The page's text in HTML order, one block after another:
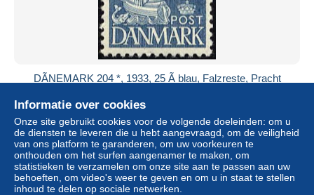
DÃNEMARK 204 *, 1933, 25 Ã blau, Falzreste, Pracht
± US$ 31,78
Statuut Professioneel handelaar
Informatie over cookies
Onze site gebruikt cookies voor de volgende doeleinden: om u
de diensten te leveren die u hebt aangevraagd, om de veiligheid
van ons platform te garanderen, om uw voorkeuren te
onthouden om het surfen aangenamer te maken, om
statistieken te verzamelen om onze site aan te passen aan uw
behoeften, om video's weer te geven en om u in staat te stellen
inhoud te delen op sociale netwerken.